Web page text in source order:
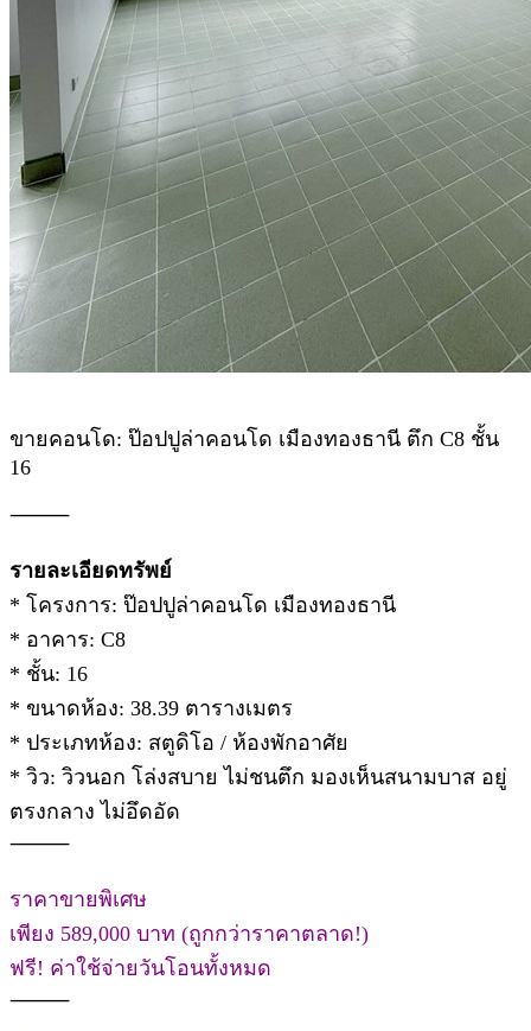
ขายคอนโด: ป๊อปปูล่าคอนโด เมืองทองธานี ตึก C8 ชั้น
16
⸻
รายละเอียดทรัพย์
* โครงการ: ป๊อปปูล่าคอนโด เมืองทองธานี
* อาคาร: C8
* ชั้น: 16
* ขนาดห้อง: 38.39 ตารางเมตร
* ประเภทห้อง: สตูดิโอ / ห้องพักอาศัย
* วิว: วิวนอก โล่งสบาย ไม่ชนตึก มองเห็นสนามบาส อยู่
ตรงกลาง ไม่อึดอัด
⸻
ราคาขายพิเศษ
เพียง 589,000 บาท (ถูกกว่าราคาตลาด!)
ฟรี! ค่าใช้จ่ายวันโอนทั้งหมด
⸻